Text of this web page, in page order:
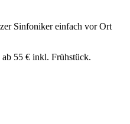
Sinfoniker einfach vor Ort
ab 55 € inkl. Frühstück.